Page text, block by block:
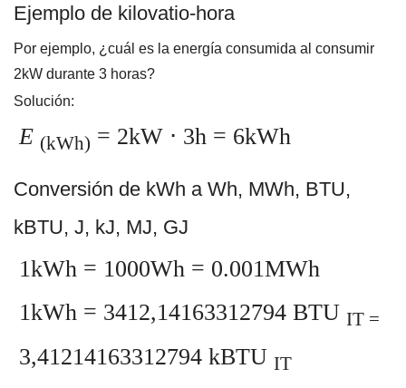
Ejemplo de kilovatio-hora
Por ejemplo, ¿cuál es la energía consumida al consumir
2kW durante 3 horas?
Solución:
E (kWh) = 2kW ⋅ 3h = 6kWh
Conversión de kWh a Wh, MWh, BTU,
kBTU, J, kJ, MJ, GJ
1kWh = 1000Wh = 0.001MWh
1kWh = 3412,14163312794 BTU IT =
3,41214163312794 kBTU IT